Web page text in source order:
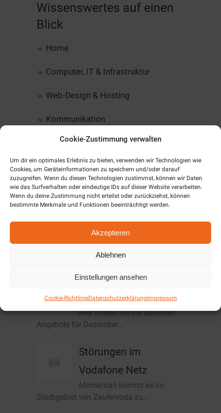
Cookie-Zustimmung verwalten
Um dir ein optimales Erlebnis zu bieten, verwenden wir Technologien wie
Cookies, um Geräteinformationen zu speichern und/oder darauf
zuzugreifen. Wenn du diesen Technologien zustimmst, können wir Daten
wie das Surfverhalten oder eindeutige IDs auf dieser Website verarbeiten.
Wenn du deine Zustimmung nicht erteilst oder zurückziehst, können
bestimmte Merkmale und Funktionen beeinträchtigt werden.
Akzeptieren
Ablehnen
Einstellungen ansehen
Cookie-RichtlinieDatenschutzerklärungImpressum
Wissenswertes auf einen
Blick
Home
Computer, IT & Infrastruktur
Web-Design & Hosting
Kommunikation
Software
Alarm & SmartHome
Unternehmen
Aktuelles / News
Angebote Dezember
2019/Januar 2020
Hier finden Sie die aktuellen
Angebote für Dezember...
Störungen im
Vodafone Netz
Momentan kommt es im
Stadtgebiet von Zeulenroda zu...